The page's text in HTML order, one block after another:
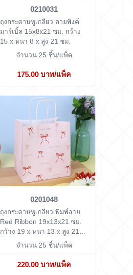
0210031
ถุงกระดาษหูเกลียว ลายพิงค์
มาร์เบิ้ล 15x8x21 ซม. กว้าง
15 x หนา 8 x สูง 21 ซม.
จำนวน 25 ชิ้น/แพ็ค
175.00 บาท/แพ็ค
0201048
ถุงกระดาษหูเกลียว พิมพ์ลาย
Red Ribbon 19x13x21 ซม.
กว้าง 19 x หนา 13 x สูง 21
ซม.
จำนวน 25 ชิ้น/แพ็ค
220.00 บาท/แพ็ค